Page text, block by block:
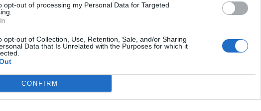
opt-out of processing my Personal Data for Targeted
opt-out of Collection, Use, Retention, Sale, and/or Sharing
Data that Is Unrelated with the Purposes for which it
CONFIRM
,Premier League, Serie A,Bundesliga,LaLiga Hypermotion
Y en el plano polideportivo, es la casa deMotoGP Fórmula 1
en abierto, en RTVE